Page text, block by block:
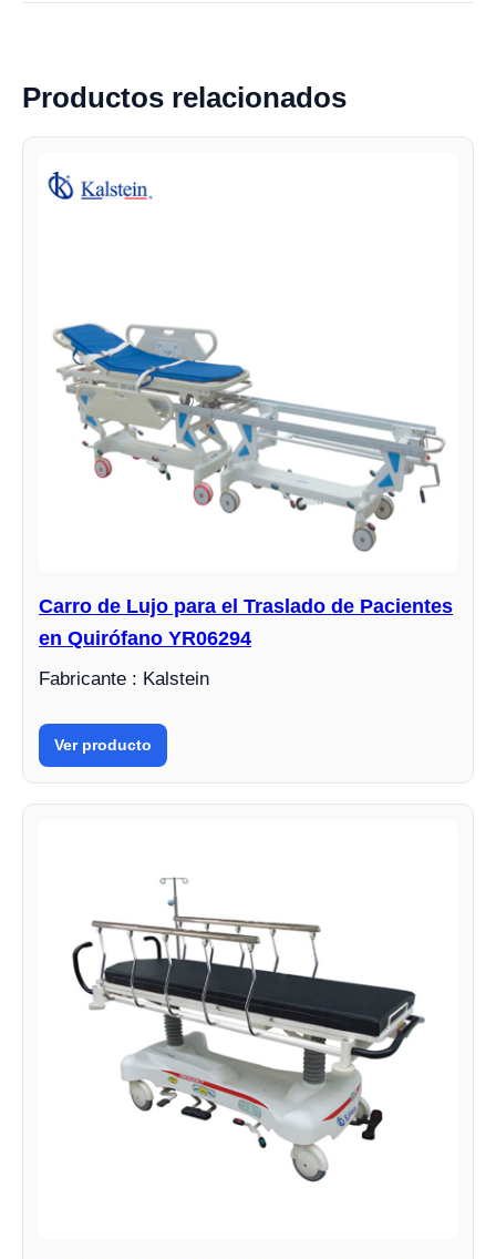
Productos relacionados
Carro de Lujo para el Traslado de Pacientes
en Quirófano YR06294
Fabricante : Kalstein
Ver producto